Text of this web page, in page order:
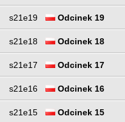
s21e19 Odcinek 19
s21e18 Odcinek 18
s21e17 Odcinek 17
s21e16 Odcinek 16
s21e15 Odcinek 15